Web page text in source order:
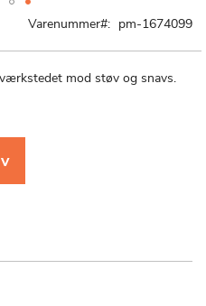
Varenummer pm-1674099
mod støv og snavs.